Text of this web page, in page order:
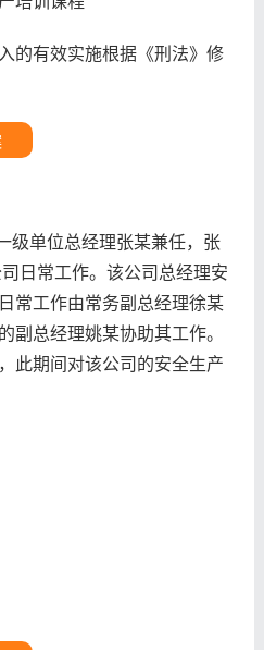
的有效实施根据《刑法》修
级单位总经理张某兼任，张
日常工作。该公司总经理安
常工作由常务副总经理徐某
副总经理姚某协助其工作。
此期间对该公司的安全生产